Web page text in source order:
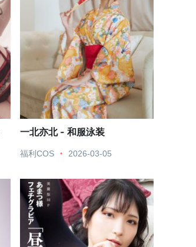
一北亦北 - 和服泳装
福利COS 2026-03-05